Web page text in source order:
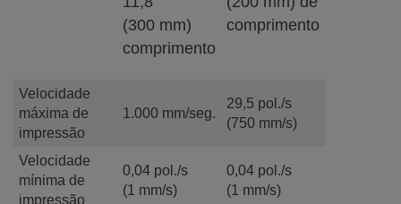
(300 mm)
comprimento
comprimento
Velocidade
máxima de
impressão
1.000 mm/seg.
29,5 pol./s
(750 mm/s)
Velocidade
mínima de
impressão
0,04 pol./s
(1 mm/s)
0,04 pol./s
(1 mm/s)